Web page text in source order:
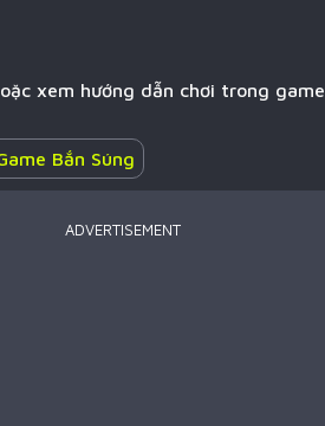
xem hướng dẫn chơi trong game
Bắn Súng
ADVERTISEMENT